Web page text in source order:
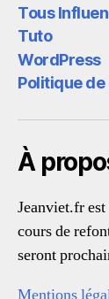
Tous
Tuto
WordPress
Politique de
À
Jeanviet.fr
cours de
seront